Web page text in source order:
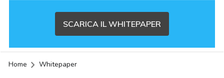
SCARICA IL WHITEPAPER
Home Whitepaper